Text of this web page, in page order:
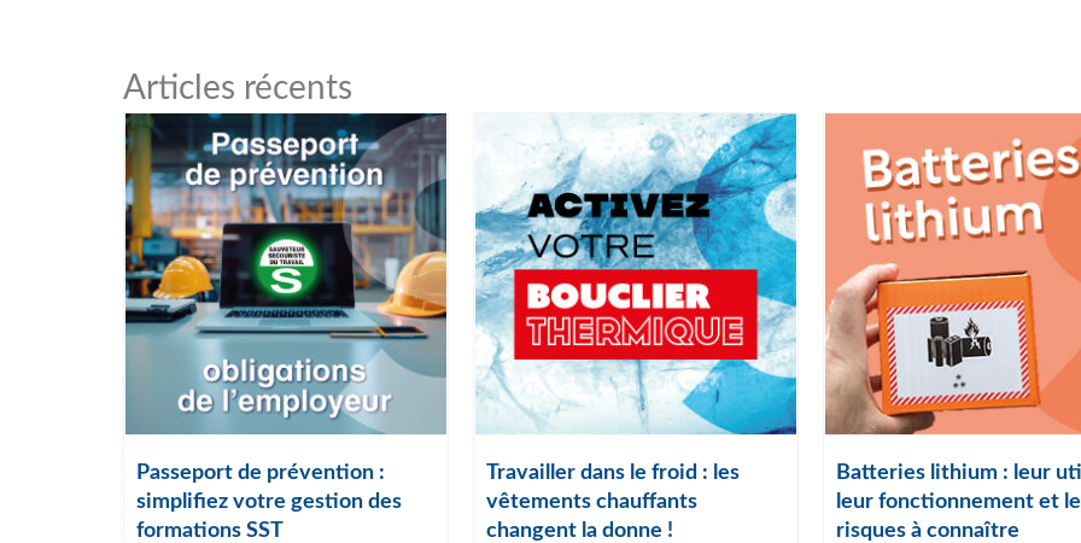
Articles récents
Passeport de prévention :
simplifiez votre gestion des
formations SST
Travailler dans le froid : les
vêtements chauffants
changent la donne !
Batteries lithium : leur
leur fonctionnement et
risques à connaître